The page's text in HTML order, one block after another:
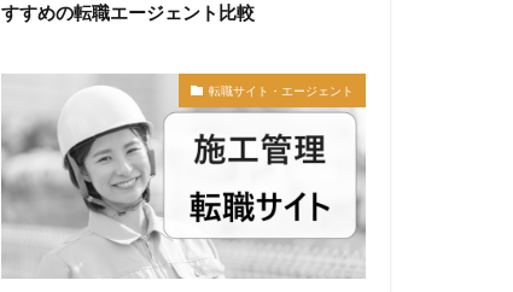
すすめの転職エージェント比較
転職サイト・エージェント